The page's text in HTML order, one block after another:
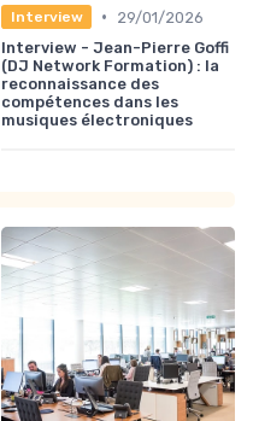
Interview •
29/01/2026
Interview - Jean-Pierre Goffi
(DJ Network Formation) : la
reconnaissance des
compétences dans les
musiques électroniques